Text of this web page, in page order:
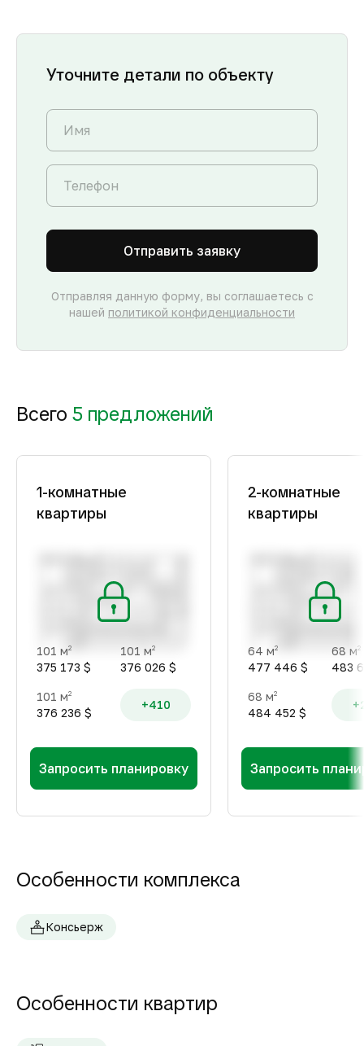
Уточните детали по объекту
Отправить заявку
Отправляя данную форму, вы соглашаетесь с
нашей политикой конфиденциальности
Всего 5 предложений
1-комнатные
квартиры
101 м2
375 173 $
101 м2
376 026 $
101 м2
376 236 $
+410
Запросить планировку
2-комнатные
квартиры
64 м2
477 446 $
68 м2
483
68 м2
484 452 $
Запросить
Особенности комплекса
Консьерж
Особенности квартир